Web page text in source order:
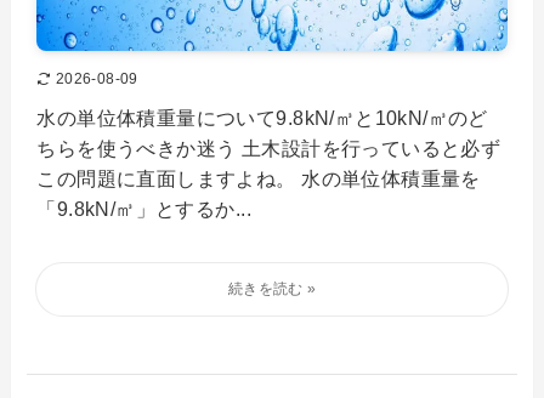
2026-08-09
水の単位体積重量について9.8kN/㎥と10kN/㎥のど
ちらを使うべきか迷う 土木設計を行っていると必ず
この問題に直面しますよね。 水の単位体積重量を
「9.8kN/㎥」とするか...